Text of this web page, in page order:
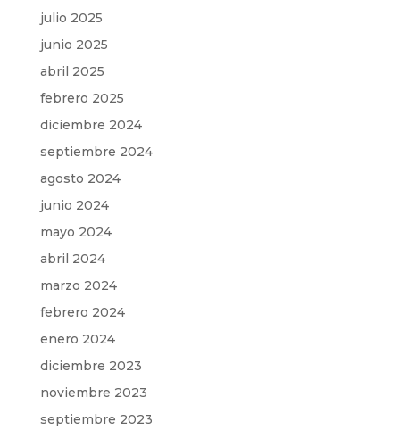
julio 2025
junio 2025
abril 2025
febrero 2025
diciembre 2024
septiembre 2024
agosto 2024
junio 2024
mayo 2024
abril 2024
marzo 2024
febrero 2024
enero 2024
diciembre 2023
noviembre 2023
septiembre 2023